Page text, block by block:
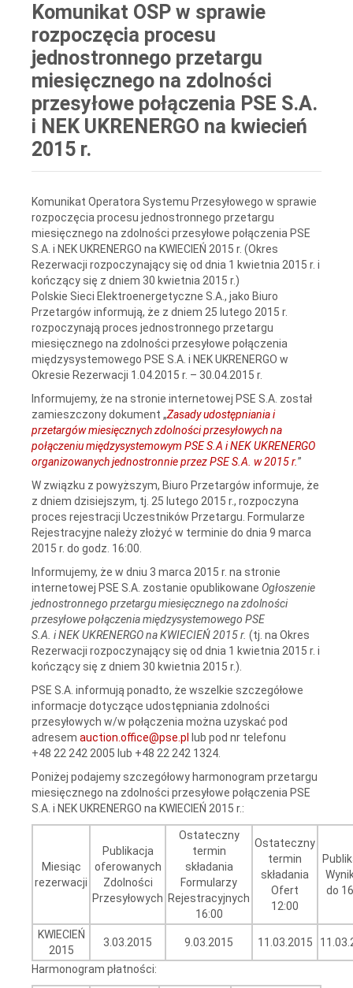
Komunikat OSP w sprawie
rozpoczęcia procesu
jednostronnego przetargu
miesięcznego na zdolności
przesyłowe połączenia PSE S.A.
i NEK UKRENERGO na kwiecień
2015 r.
Komunikat Operatora Systemu Przesyłowego w sprawie
rozpoczęcia procesu jednostronnego przetargu
miesięcznego na zdolności przesyłowe połączenia PSE
S.A. i NEK UKRENERGO na KWIECIEŃ 2015 r. (Okres
Rezerwacji rozpoczynający się od dnia 1 kwietnia 2015 r. i
kończący się z dniem 30 kwietnia 2015 r.)
Polskie Sieci Elektroenergetyczne S.A., jako Biuro
Przetargów informują, że z dniem 25 lutego 2015 r.
rozpoczynają proces jednostronnego przetargu
miesięcznego na zdolności przesyłowe połączenia
międzysystemowego PSE S.A. i NEK UKRENERGO w
Okresie Rezerwacji 1.04.2015 r. – 30.04.2015 r.
Informujemy, że na stronie internetowej PSE S.A. został
zamieszczony dokument „Zasady udostępniania i
przetargów miesięcznych zdolności przesyłowych na
połączeniu międzysystemowym PSE S.A i NEK UKRENERGO
organizowanych jednostronnie przez PSE S.A. w 2015 r.”
W związku z powyższym, Biuro Przetargów informuje, że
z dniem dzisiejszym, tj. 25 lutego 2015 r., rozpoczyna
proces rejestracji Uczestników Przetargu. Formularze
Rejestracyjne należy złożyć w terminie do dnia 9 marca
2015 r. do godz. 16:00.
Informujemy, że w dniu 3 marca 2015 r. na stronie
internetowej PSE S.A. zostanie opublikowane Ogłoszenie
jednostronnego przetargu miesięcznego na zdolności
przesyłowe połączenia międzysystemowego PSE
S.A. i NEK UKRENERGO na KWIECIEŃ 2015 r. (tj. na Okres
Rezerwacji rozpoczynający się od dnia 1 kwietnia 2015 r. i
kończący się z dniem 30 kwietnia 2015 r.).
PSE S.A. informują ponadto, że wszelkie szczegółowe
informacje dotyczące udostępniania zdolności
przesyłowych w/w połączenia można uzyskać pod
adresem auction.office@pse.pl
lub pod nr telefonu
+48 22 242 2005 lub +48 22 242 1324.
Poniżej podajemy szczegółowy harmonogram przetargu
miesięcznego na zdolności przesyłowe połączenia PSE
S.A. i NEK UKRENERGO na KWIECIEŃ 2015 r.:
Miesiąc
rezerwacji
Publikacja
oferowanych
Zdolności
Przesyłowych
Ostateczny
termin
składania
Formularzy
Rejestracyjnych
16:00
Ostateczny
termin
składania
Ofert
12:00
do
KWIECIEŃ
2015
3.03.2015 9.03.2015 11.03.2015
Harmonogram płatności: